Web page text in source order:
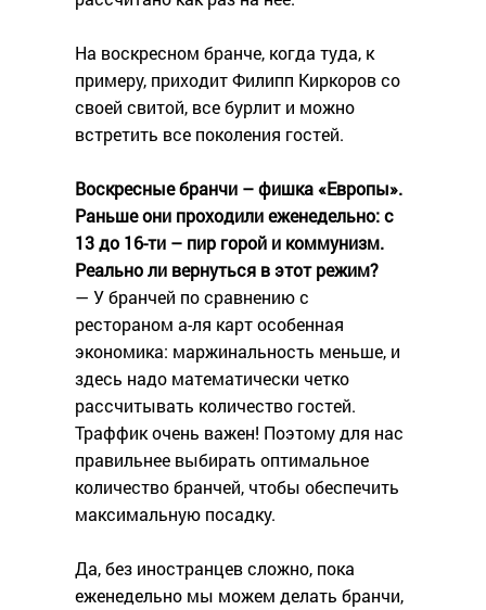
На воскресном бранче, когда туда, к
примеру, приходит Филипп Киркоров со
своей свитой, все бурлит и можно
встретить все поколения гостей.
Воскресные бранчи – фишка «Европы».
Раньше они проходили еженедельно: с
13 до 16-ти – пир горой и коммунизм.
Реально ли вернуться в этот режим?
— У бранчей по сравнению с
рестораном а-ля карт особенная
экономика: маржинальность меньше, и
здесь надо математически четко
рассчитывать количество гостей.
Траффик очень важен! Поэтому для нас
правильнее выбирать оптимальное
количество бранчей, чтобы обеспечить
максимальную посадку.
Да, без иностранцев сложно, пока
еженедельно мы можем делать бранчи,